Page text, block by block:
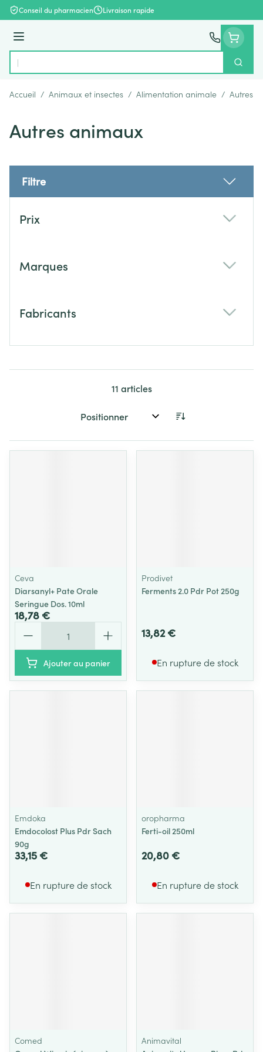
Aller au contenu
Conseil du pharmacien Livraison rapide
Menu
Rechercher
Accueil / Animaux et insectes / Alimentation animale / Autres
Autres animaux
Filtre
Prix
Marques
Fabricants
11 articles
Trier par:
Ceva
Diarsanyl+ Pate Orale
Seringue Dos. 10ml
18,78 €
Ajouter au panier
Prodivet
Ferments 2.0 Pdr Pot 250g
13,82 €
En rupture de stock
Emdoka
Emdocolost Plus Pdr Sach
90g
33,15 €
En rupture de stock
oropharma
Ferti-oil 250ml
20,80 €
En rupture de stock
Comed
Animavital